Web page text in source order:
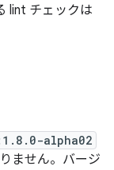
lint チェックは
alpha02
ません。バージ